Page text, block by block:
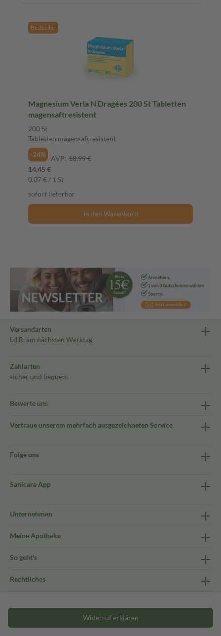
Bestseller
Magnesium Verla N Dragées 200 St Tabletten
magensaftresistent
200 St
Tabletten magensaftresistent
-24%
AVP: 18,99 €
14,45 €
0,07 € / 1 St
sofort lieferbar
In den Warenkorb
Versandarten
i.d.R. am nächsten Werktag
Zahlarten
sicher und bequem
Bewerte uns
Vertraue unserem mehrfach ausgezeichneten Service
Folge uns
Sanicare App
Unternehmen
Meine Apotheke
So geht's
Rechtliches
Widerruf erklären